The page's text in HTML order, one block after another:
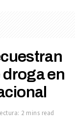
droga en
2 mins read